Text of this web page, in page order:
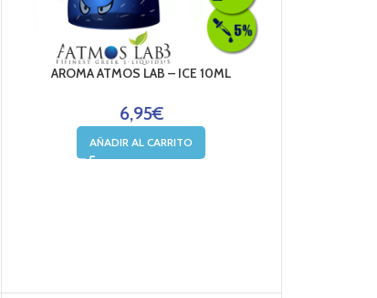
AROMA ATMOS LAB – ICE 10ML
6,95€
AÑADIR AL CARRITO